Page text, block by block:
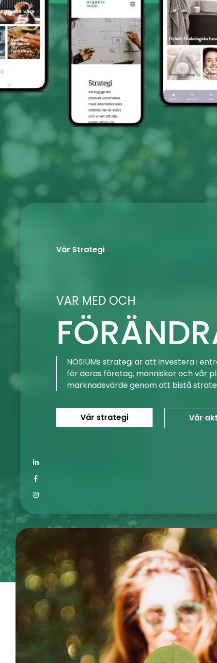
Vår Strategi
VAR MED OCH
NOSIUMs strategi är att investera i
för deras företag, människor och vår
marknadsvärde genom att bistå
Vår strategi Vår